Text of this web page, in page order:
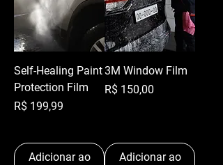
Self-Healing Paint
Protection Film
Preço
R$ 199,99
Adicionar ao
3M Window Film
Preço
R$ 150,00
Adicionar ao